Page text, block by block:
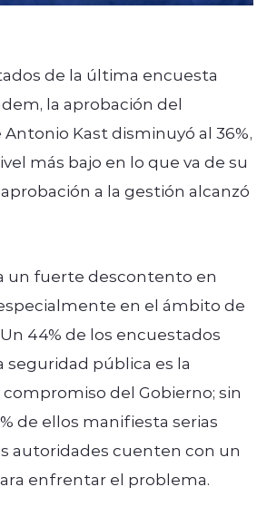
de la última encuesta
la aprobación del
Kast disminuyó al 36%,
más bajo en lo que va de su
a la gestión alcanzó
un fuerte descontento en
en el ámbito de
44% de los encuestados
seguridad pública es la
del Gobierno; sin
de ellos manifiesta serias
autoridades cuenten con un
enfrentar el problema.